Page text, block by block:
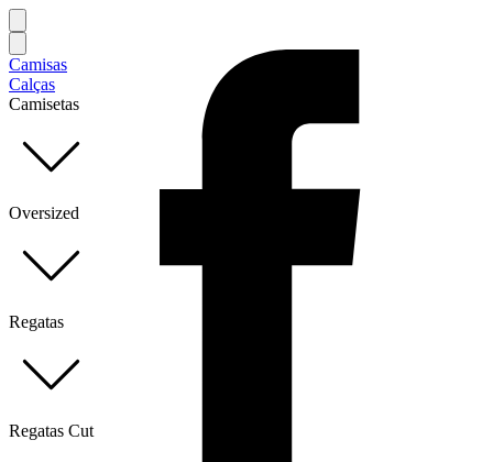
Camisas
Calças
Camisetas
Oversized
Regatas
Regatas Cut